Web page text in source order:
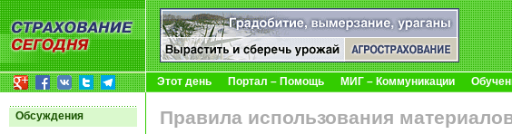
Этот день Портал – Помощь МИГ – Коммуникации
Обсуждения Правила использования